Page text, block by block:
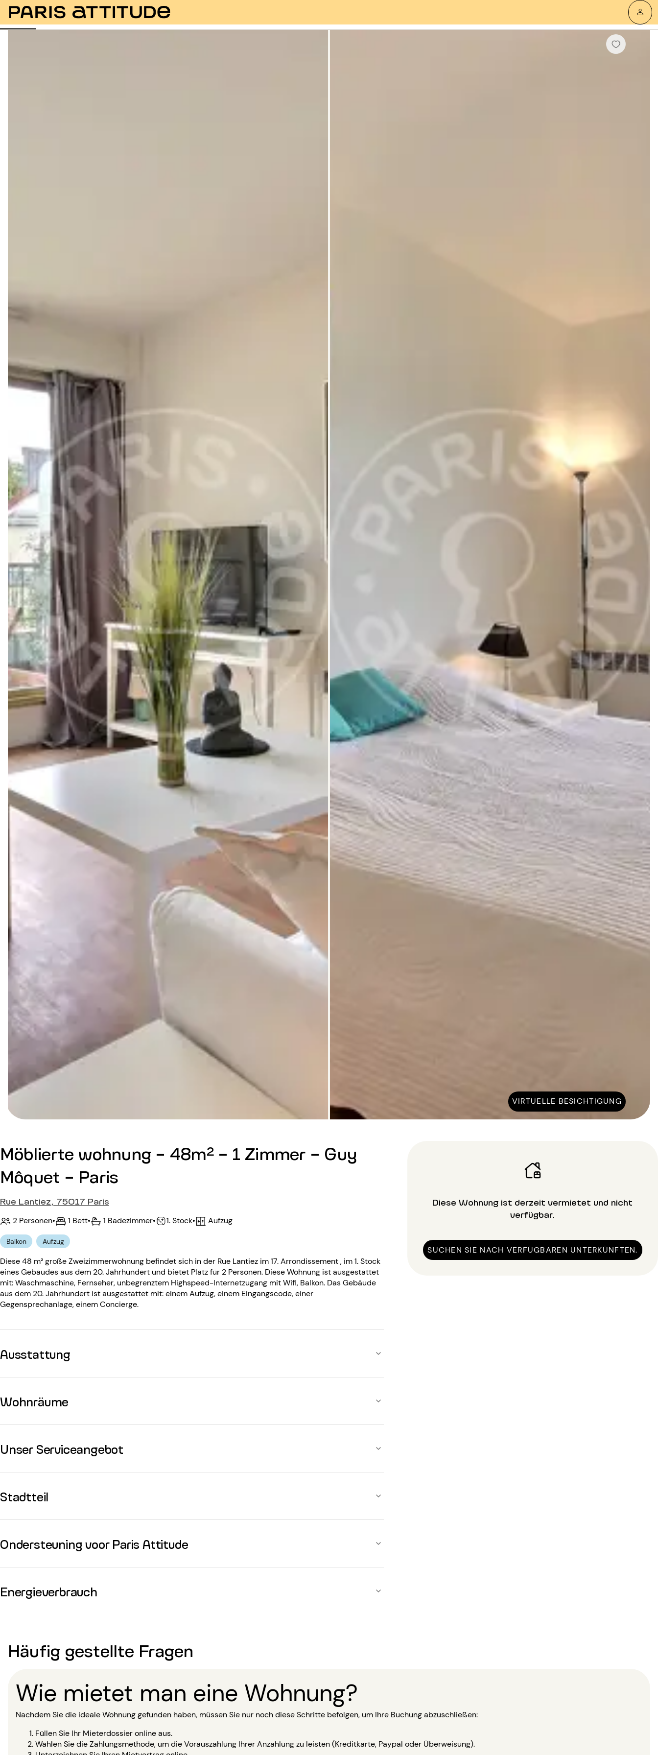
Fotos Beschreibung Ausstattung Zimmer
VIRTUELLE BESICHTIGUNG
Möblierte wohnung - 48m² - 1 Zimmer - Guy
Môquet - Paris
Rue Lantiez, 75017 Paris
2 Personen• 1 Bett• 1 Badezimmer• 1. Stock• Aufzug
Balkon Aufzug
Diese 48 m² große Zweizimmerwohnung befindet sich in der Rue Lantiez im 17. Arrondissement , im 1. Stock
eines Gebäudes aus dem 20. Jahrhundert und bietet Platz für 2 Personen. Diese Wohnung ist ausgestattet
mit: Waschmaschine, Fernseher, unbegrenztem Highspeed-Internetzugang mit Wifi, Balkon. Das Gebäude
aus dem 20. Jahrhundert ist ausgestattet mit: einem Aufzug, einem Eingangscode, einer
Gegensprechanlage, einem Concierge.
Ausstattung
Wohnräume
Unser Serviceangebot
Stadtteil
Ondersteuning voor Paris Attitude
Energieverbrauch
Diese Wohnung ist derzeit vermietet und nicht
verfügbar.
SUCHEN SIE NACH VERFÜGBAREN UNTERKÜNFTEN.
Häufig gestellte Fragen
Wie mietet man eine Wohnung?
Nachdem Sie die ideale Wohnung gefunden haben, müssen Sie nur noch diese Schritte befolgen, um Ihre Buchung abzuschließen:
Füllen Sie Ihr Mieterdossier online aus.
Wählen Sie die Zahlungsmethode, um die Vorauszahlung Ihrer Anzahlung zu leisten (Kreditkarte, Paypal oder Überweisung).